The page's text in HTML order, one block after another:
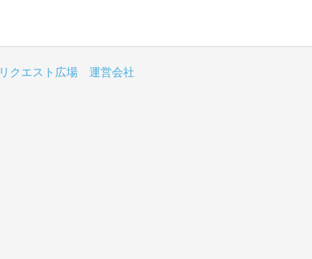
リクエスト広場 運営会社